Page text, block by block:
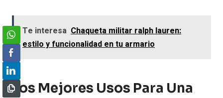
Te interesa Chaqueta militar ralph lauren:
estilo y funcionalidad en tu armario
Los Mejores Usos Para Una